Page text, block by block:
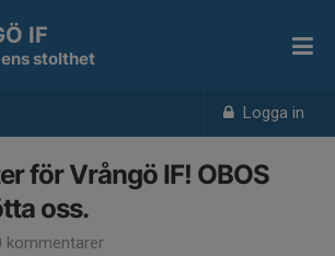
Logga in
IF
stolthet
för Vrångö IF! OBOS
oss.
kommentarer